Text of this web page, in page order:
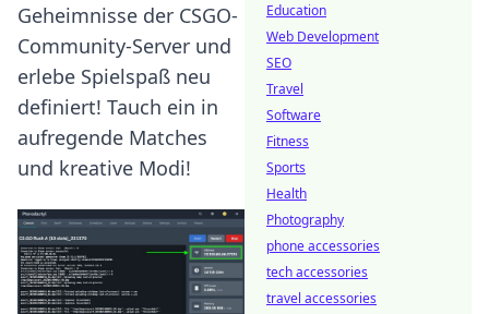
Geheimnisse der CSGO-
Community-Server und
erlebe Spielspaß neu
definiert! Tauch ein in
aufregende Matches
und kreative Modi!
Education
Web Development
SEO
Travel
Software
Fitness
Sports
Health
Photography
phone accessories
tech accessories
travel accessories